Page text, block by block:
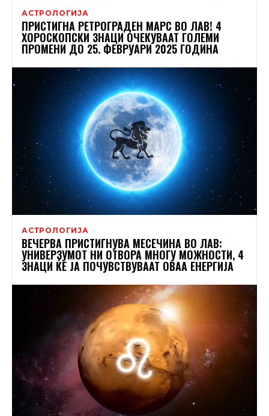
АСТРОЛОГИЈА
ПРИСТИГНА РЕТРОГРАДЕН МАРС ВО ЛАВ! 4
ХОРОСКОПСКИ ЗНАЦИ ОЧЕКУВААТ ГОЛЕМИ
ПРОМЕНИ ДО 25. ФЕВРУАРИ 2025 ГОДИНА
АСТРОЛОГИЈА
ВЕЧЕРВА ПРИСТИГНУВА МЕСЕЧИНА ВО ЛАВ:
УНИВЕРЗУМОТ НИ ОТВОРА МНОГУ МОЖНОСТИ, 4
ЗНАЦИ ЌЕ ЈА ПОЧУВСТВУВААТ ОВАА ЕНЕРГИЈА